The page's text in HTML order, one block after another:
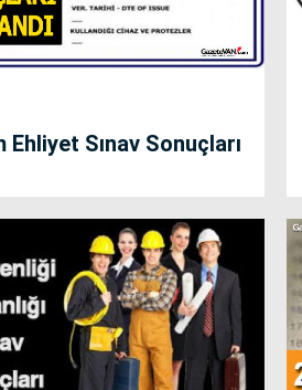
Ehliyet Sınav Sonuçları